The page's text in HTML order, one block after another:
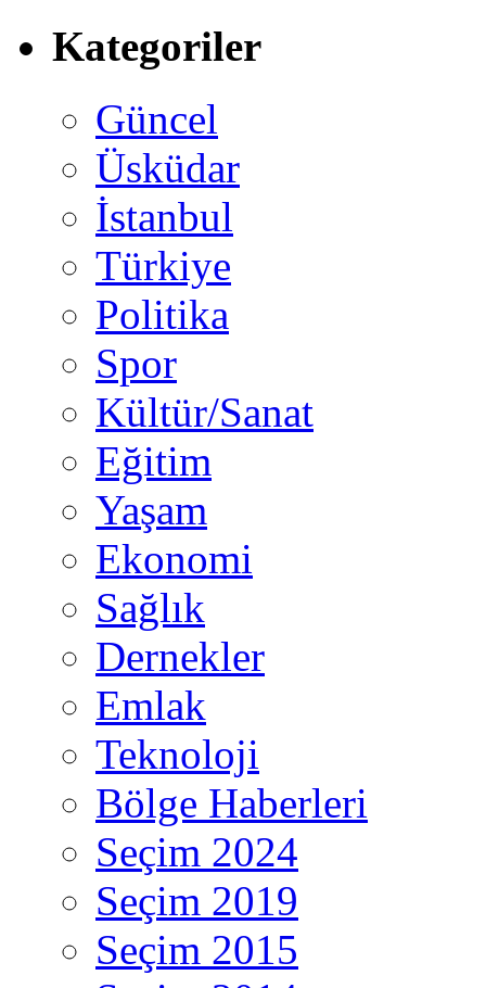
Kategoriler
Güncel
Üsküdar
İstanbul
Türkiye
Politika
Spor
Kültür/Sanat
Eğitim
Yaşam
Ekonomi
Sağlık
Dernekler
Emlak
Teknoloji
Bölge Haberleri
Seçim 2024
Seçim 2019
Seçim 2015